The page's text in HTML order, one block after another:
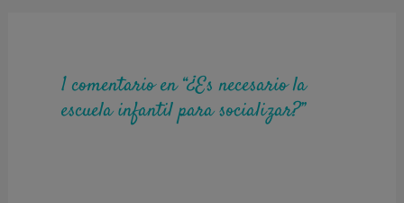
1 comentario en “¿Es necesario la
escuela infantil para socializar?”